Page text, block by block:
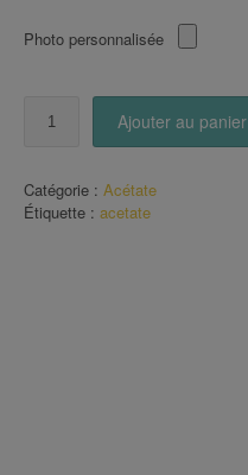
Photo personnalisée
(60)
Ajouter au panier
Catégorie : Acétate
Étiquette : acetate